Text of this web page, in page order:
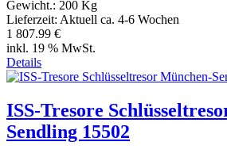
Gewicht.: 200 Kg
Lieferzeit: Aktuell ca. 4-6 Wochen
1 807.99 €
inkl. 19 % MwSt.
Details
ISS-Tresore
Sendling 15502